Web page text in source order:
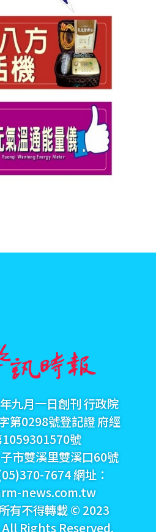
九月一日創刊 行政院
第0298號登記證 府經
1059301570號
市雙溪里雙溪口60號
7674 網址：
news.com.tw
有不得轉載 © 2023
All Rights Reserved.